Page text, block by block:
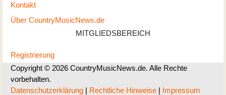
Kontakt
Über CountryMusicNews.de
MITGLIEDSBEREICH
Registrierung
Copyright © 2026 CountryMusicNews.de. Alle Rechte
vorbehalten.
Datenschutzerklärung | Rechtliche Hinweise | Impressum